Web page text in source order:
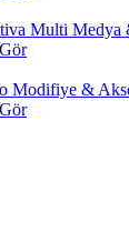
Multi Medya
Modifiye &